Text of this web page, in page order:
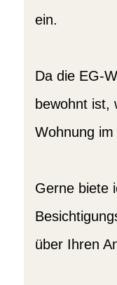
ein.
Da die EG-
bewohnt ist,
Wohnung
Gerne biete
über Ihren